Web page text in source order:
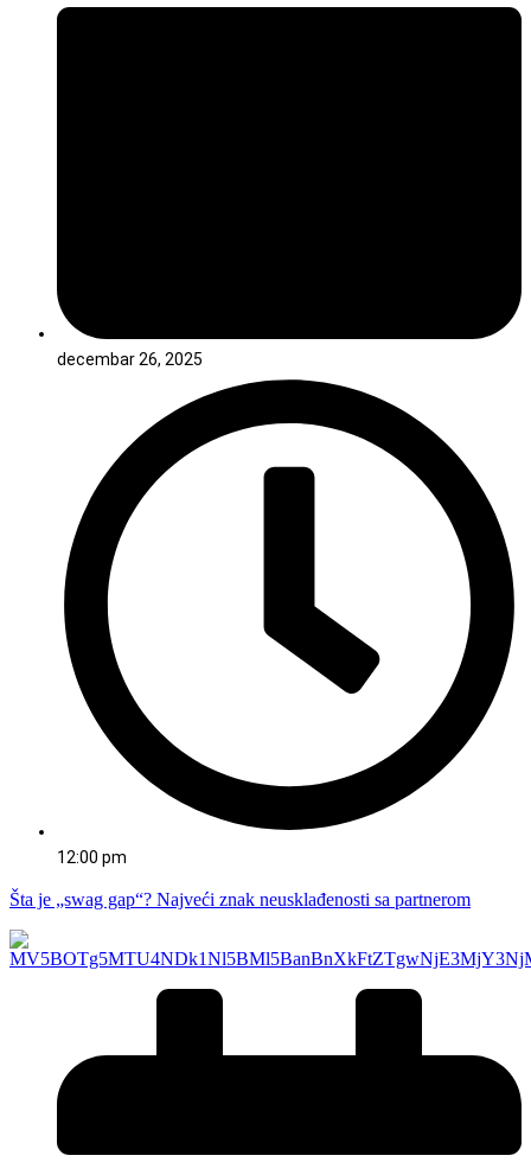
decembar 26, 2025
12:00 pm
Šta je „swag gap“? Najveći znak neusklađenosti sa partnerom